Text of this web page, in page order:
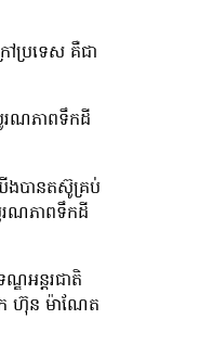
ៅប្រទេស គឺជា
រណភាពទឹកដី
ងបានតស៊ូគ្រប់
រណភាពទឹកដី
ឌអន្តរជាតិ
ក ហ៊ុន ម៉ាណែត